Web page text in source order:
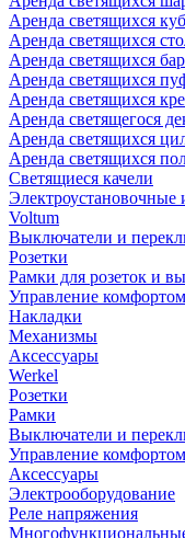
Аренда светящихся
Аренда светящихся
Аренда светящихся
Аренда светящихся
Аренда светящихся
Аренда светящегося
Аренда светящихся
Аренда светящихся
Светящиеся качели
Электроустановочные
Voltum
Выключатели и
Розетки
Рамки для розеток и
Управление комфортом
Накладки
Механизмы
Аксессуары
Werkel
Розетки
Рамки
Выключатели и
Управление комфортом
Аксессуары
Электрооборудование
Реле напряжения